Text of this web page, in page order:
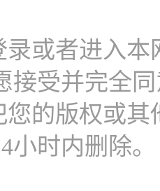
录或者进入
接受并完全
的版权或其
时内删除。